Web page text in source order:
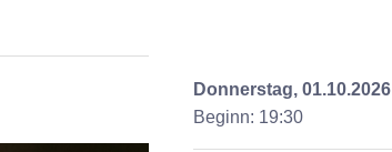
Donnerstag, 01.10.2026
Beginn: 19:30